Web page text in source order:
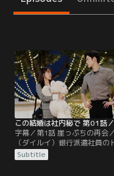
この結婚は社内秘で 第01話
字幕／第1話 崖っぷちの再会
（ダイルイ）銀行派遣社員の
篠檸（トゥー・シャオニン）
身のイケメンと正社員の座を
Subtitle